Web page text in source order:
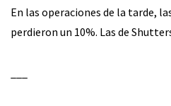
En las operaciones de la tarde,
perdieron un 10%. Las de